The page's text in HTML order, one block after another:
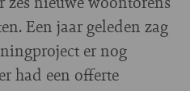
Een jaar geleden zag
er nog
had een offerte